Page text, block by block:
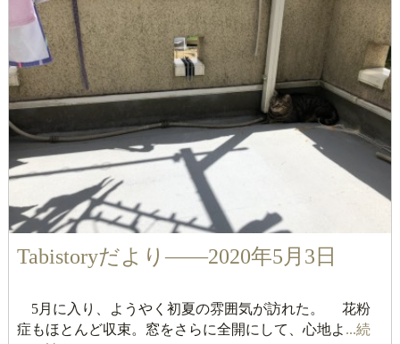
Tabistoryだより――2020年5月3日
5月に入り、ようやく初夏の雰囲気が訪れた。 花粉
症もほとんど収束。窓をさらに全開にして、心地よ ...続